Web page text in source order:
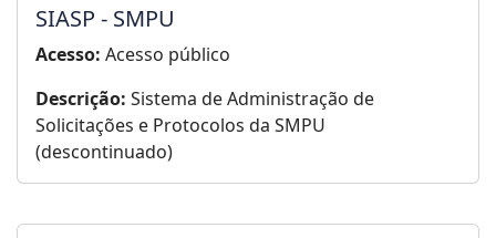
SIASP - SMPU
Acesso: Acesso público
Descrição: Sistema de Administração de
Solicitações e Protocolos da SMPU
(descontinuado)